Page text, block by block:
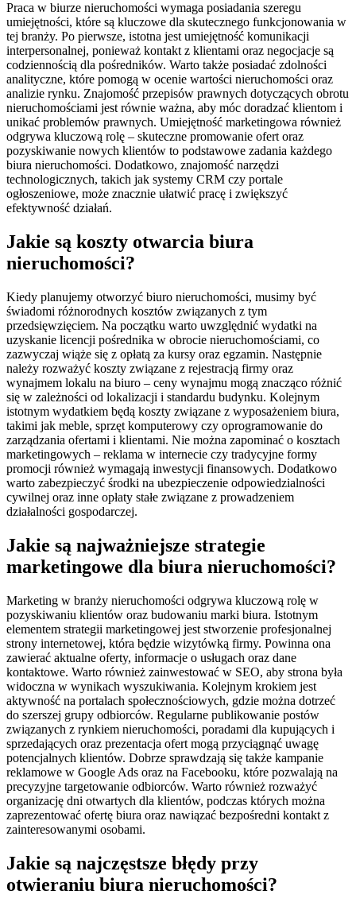
Praca w biurze nieruchomości wymaga posiadania szeregu
umiejętności, które są kluczowe dla skutecznego funkcjonowania w
tej branży. Po pierwsze, istotna jest umiejętność komunikacji
interpersonalnej, ponieważ kontakt z klientami oraz negocjacje są
codziennością dla pośredników. Warto także posiadać zdolności
analityczne, które pomogą w ocenie wartości nieruchomości oraz
analizie rynku. Znajomość przepisów prawnych dotyczących obrotu
nieruchomościami jest równie ważna, aby móc doradzać klientom i
unikać problemów prawnych. Umiejętność marketingowa również
odgrywa kluczową rolę – skuteczne promowanie ofert oraz
pozyskiwanie nowych klientów to podstawowe zadania każdego
biura nieruchomości. Dodatkowo, znajomość narzędzi
technologicznych, takich jak systemy CRM czy portale
ogłoszeniowe, może znacznie ułatwić pracę i zwiększyć
efektywność działań.
Jakie są koszty otwarcia biura
nieruchomości?
Kiedy planujemy otworzyć biuro nieruchomości, musimy być
świadomi różnorodnych kosztów związanych z tym
przedsięwzięciem. Na początku warto uwzględnić wydatki na
uzyskanie licencji pośrednika w obrocie nieruchomościami, co
zazwyczaj wiąże się z opłatą za kursy oraz egzamin. Następnie
należy rozważyć koszty związane z rejestracją firmy oraz
wynajmem lokalu na biuro – ceny wynajmu mogą znacząco różnić
się w zależności od lokalizacji i standardu budynku. Kolejnym
istotnym wydatkiem będą koszty związane z wyposażeniem biura,
takimi jak meble, sprzęt komputerowy czy oprogramowanie do
zarządzania ofertami i klientami. Nie można zapominać o kosztach
marketingowych – reklama w internecie czy tradycyjne formy
promocji również wymagają inwestycji finansowych. Dodatkowo
warto zabezpieczyć środki na ubezpieczenie odpowiedzialności
cywilnej oraz inne opłaty stałe związane z prowadzeniem
działalności gospodarczej.
Jakie są najważniejsze strategie
marketingowe dla biura nieruchomości?
Marketing w branży nieruchomości odgrywa kluczową rolę w
pozyskiwaniu klientów oraz budowaniu marki biura. Istotnym
elementem strategii marketingowej jest stworzenie profesjonalnej
strony internetowej, która będzie wizytówką firmy. Powinna ona
zawierać aktualne oferty, informacje o usługach oraz dane
kontaktowe. Warto również zainwestować w SEO, aby strona była
widoczna w wynikach wyszukiwania. Kolejnym krokiem jest
aktywność na portalach społecznościowych, gdzie można dotrzeć
do szerszej grupy odbiorców. Regularne publikowanie postów
związanych z rynkiem nieruchomości, poradami dla kupujących i
sprzedających oraz prezentacja ofert mogą przyciągnąć uwagę
potencjalnych klientów. Dobrze sprawdzają się także kampanie
reklamowe w Google Ads oraz na Facebooku, które pozwalają na
precyzyjne targetowanie odbiorców. Warto również rozważyć
organizację dni otwartych dla klientów, podczas których można
zaprezentować ofertę biura oraz nawiązać bezpośredni kontakt z
zainteresowanymi osobami.
Jakie są najczęstsze błędy przy
otwieraniu biura nieruchomości?